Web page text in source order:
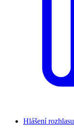
Hlášení rozhlasu